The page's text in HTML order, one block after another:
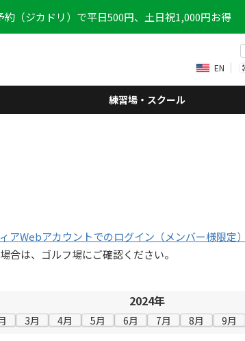
約（ジカドリ）で平日500円、土日祝1,000円お得
EN
練習場・スクール
アWebアカウントでのログイン（メンバー様限定）
合は、ゴルフ場にご確認ください。
2024年
3月 4月 5月 6月 7月 8月 9月